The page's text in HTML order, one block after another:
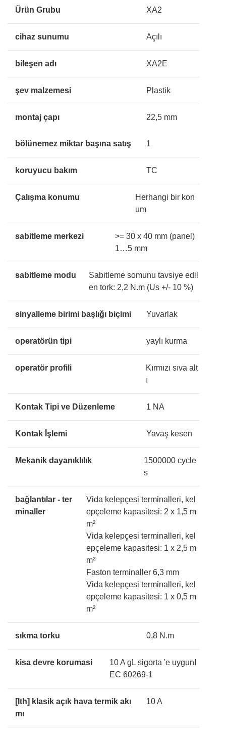
Ürün Grubu XA2
cihaz sunumu Açılı
bileşen adı XA2E
şev malzemesi Plastik
montaj çapı 22,5 mm
bölünemez miktar başına satış 1
koruyucu bakım TC
Çalışma konumu
Herhangi bir kon
um
sabitleme merkezi
>= 30 x 40 mm (panel)
1…5 mm
sabitleme modu
Sabitleme somunu tavsiye edil
en tork: 2,2 N.m (Us +/- 10 %)
sinyalleme birimi başlığı biçimi Yuvarlak
operatörün tipi yaylı kurma
operatör profili
Kırmızı sıva alt
ı
Kontak Tipi ve Düzenleme 1 NA
Kontak İşlemi Yavaş kesen
Mekanik dayanıklılık
1500000 cycle
s
bağlantılar - ter
minaller
Vida kelepçesi terminalleri, kel
epçeleme kapasitesi: 2 x 1,5 m
m²
Vida kelepçesi terminalleri, kel
epçeleme kapasitesi: 1 x 2,5 m
m²
Faston terminaller 6,3 mm
Vida kelepçesi terminalleri, kel
epçeleme kapasitesi: 1 x 0,5 m
m²
sıkma torku 0,8 N.m
kisa devre korumasi
10 A gL sigorta 'e uygunI
EC 60269-1
[Ith] klasik açık hava termik akı
mı
10 A